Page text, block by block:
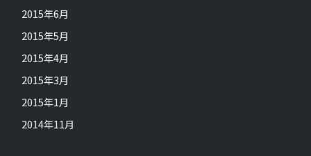
2015年6月
2015年5月
2015年4月
2015年3月
2015年1月
2014年11月